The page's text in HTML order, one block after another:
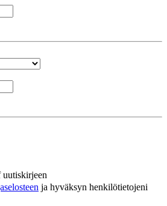
uutiskirjeen
ja hyväksyn henkilötietojeni